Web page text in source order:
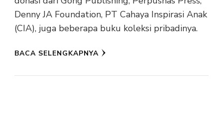
Denny JA Foundation, PT Cahaya Inspirasi Anak
(CIA), juga beberapa buku koleksi pribadinya.
BACA SELENGKAPNYA